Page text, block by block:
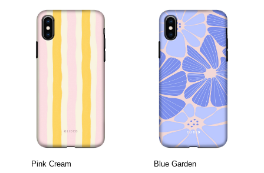
Pink Cream
Blue Garden